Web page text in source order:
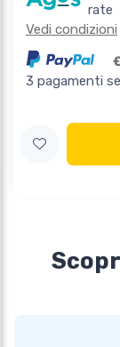
rate
Vedi condizioni
3 pagamenti